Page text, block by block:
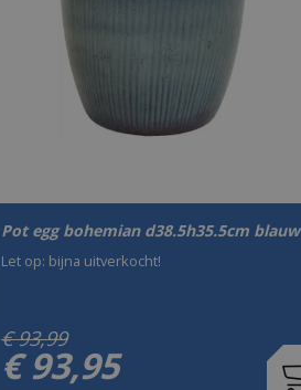
Pot egg bohemian d38.5h35.5cm blauw
€ 93,99
€ 93,95
Let op: bijna uitverkocht!